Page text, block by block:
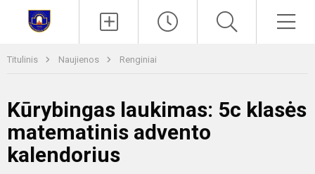
Titulinis Naujienos Renginiai
Kūrybingas laukimas: 5c klasės
matematinis advento
kalendorius